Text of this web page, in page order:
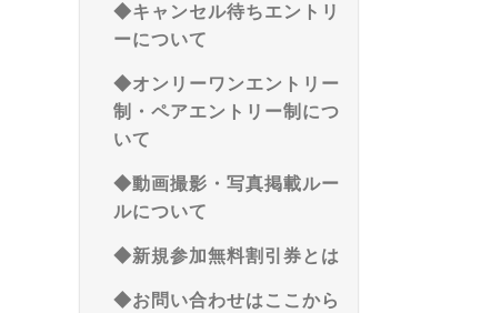
◆キャンセル待ちエントリ
ーについて
◆オンリーワンエントリー
制・ペアエントリー制につ
いて
◆動画撮影・写真掲載ルー
ルについて
◆新規参加無料割引券とは
◆お問い合わせはここから